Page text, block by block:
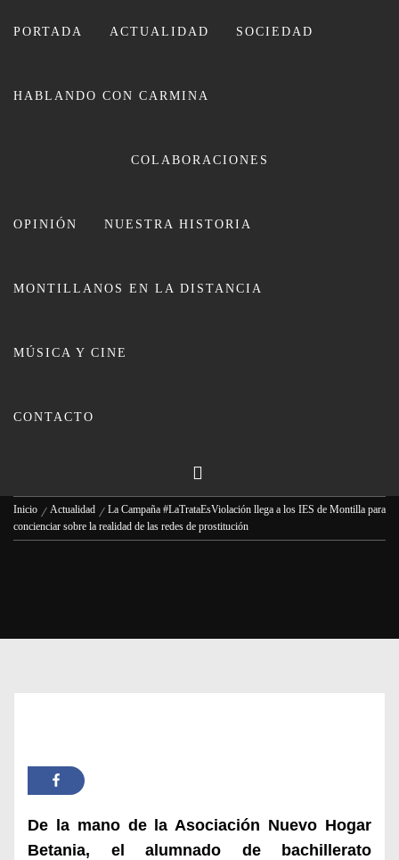
PORTADA ACTUALIDAD SOCIEDAD
HABLANDO CON CARMINA
COLABORACIONES
OPINIÓN NUESTRA HISTORIA
MONTILLANOS EN LA DISTANCIA
MÚSICA Y CINE
CONTACTO
CARMINA LEIVA
La Campaña #LaTrataEsViolación
redes de prostitución
Carmina Leiva
Inicio Actualidad
La Campaña #LaTrataEsViolación llega a los IES de Montilla para
concienciar sobre la realidad de las redes de prostitución
De la mano de laAsociación Nuevo Hogar
Betania, el alumnado de bachillerato